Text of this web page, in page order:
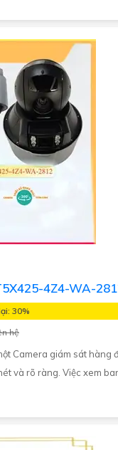
4Z4-WA-
30%
hệ
Camera giám sát hàng
và rõ ràng. Việc xem